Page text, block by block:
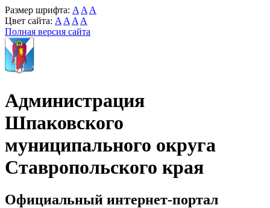
Размер шрифта: A A A
Цвет сайта: A A A A
Полная версия сайта
Администрация
Шпаковского
муниципального округа
Ставропольского края
Официальный интернет-портал